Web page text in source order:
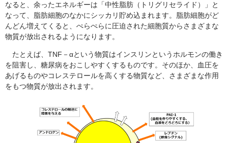
なると、余ったエネルギーは「中性脂肪（トリグリセライド）」と
なって、脂肪細胞のなかにシッカリ貯め込まれます。脂肪細胞がど
んどん増えてくると、ぺらぺらに圧迫された細胞質からさまざまな
物質が放出されるようになります。
たとえば、TNF－αという物質はインスリンというホルモンの働き
を阻害し、糖尿病をおこしやすくするものです。そのほか、血圧を
あげるものやコレステロールを高くする物質など、さまざまな作用
をもつ物質が放出されます。